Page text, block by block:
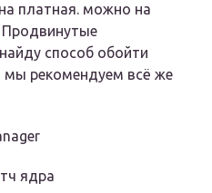
платная. можно на
способ обойти
мы рекомендуем всё же
ядра